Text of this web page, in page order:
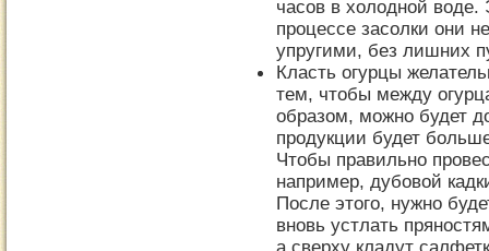
часов в холодной воде.
процессе засолки они
упругими, без лишних
Класть огурцы
тем, чтобы между
образом, можно будет
продукции будет
Чтобы правильно
например, дубовой
После этого, нужно
вновь устлать
а сверху кладут